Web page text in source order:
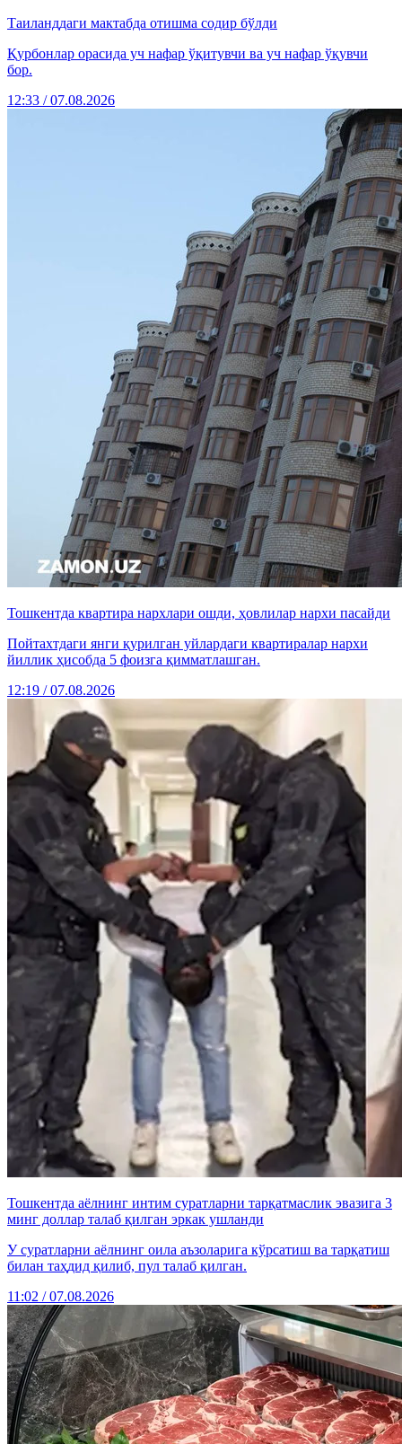
Таиланддаги мактабда отишма содир бўлди
Қурбонлар орасида уч нафар ўқитувчи ва уч нафар ўқувчи
бор.
12:33 / 07.08.2026
Тошкентда квартира нархлари ошди, ҳовлилар нархи пасайди
Пойтахтдаги янги қурилган уйлардаги квартиралар нархи
йиллик ҳисобда 5 фоизга қимматлашган.
12:19 / 07.08.2026
Тошкентда аёлнинг интим суратларни тарқатмаслик эвазига 3
минг доллар талаб қилган эркак ушланди
У суратларни аёлнинг оила аъзоларига кўрсатиш ва тарқатиш
билан таҳдид қилиб, пул талаб қилган.
11:02 / 07.08.2026